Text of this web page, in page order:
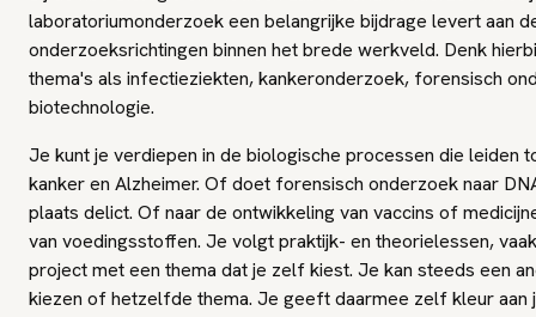
laboratoriumonderzoek een belangrijke bijdrage levert aan
onderzoeksrichtingen binnen het brede werkveld. Denk
thema's als infectieziekten, kankeronderzoek, forensisch
biotechnologie.
Je kunt je verdiepen in de biologische processen die leiden
kanker en Alzheimer. Of doet forensisch onderzoek naar
plaats delict. Of naar de ontwikkeling van vaccins of
van voedingsstoffen. Je volgt praktijk- en theorielessen,
project met een thema dat je zelf kiest. Je kan steeds een
kiezen of hetzelfde thema. Je geeft daarmee zelf kleur aan